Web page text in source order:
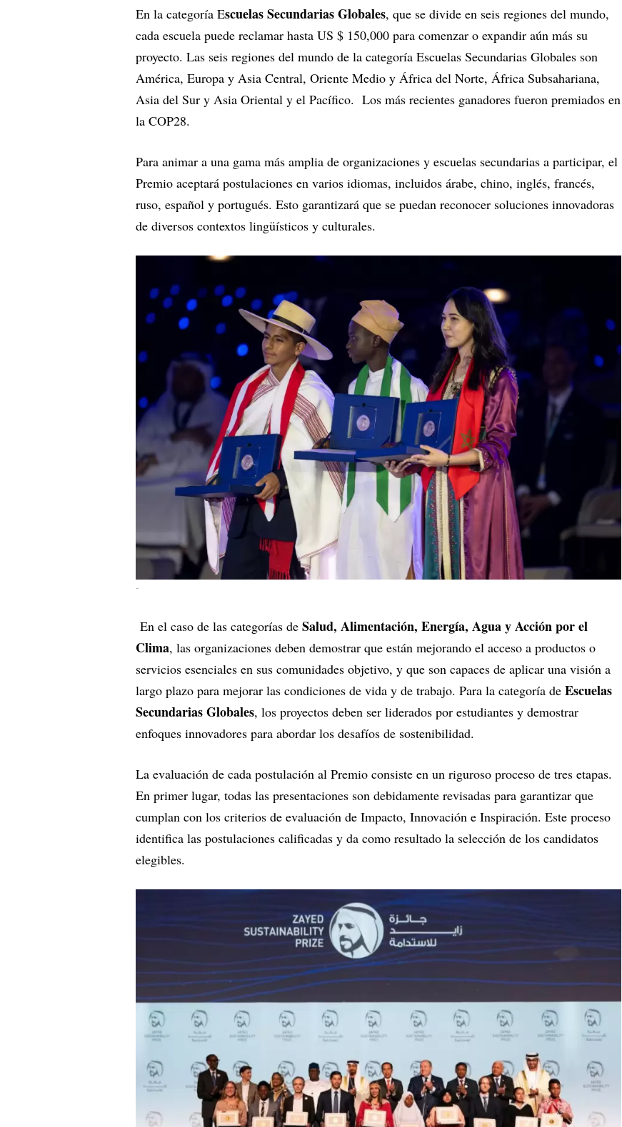
En la categoría Escuelas Secundarias Globales, que se divide en seis regiones del mundo,
cada escuela puede reclamar hasta US $ 150,000 para comenzar o expandir aún más su
proyecto. Las seis regiones del mundo de la categoría Escuelas Secundarias Globales son
América, Europa y Asia Central, Oriente Medio y África del Norte, África Subsahariana,
Asia del Sur y Asia Oriental y el Pacífico. Los más recientes ganadores fueron premiados en
la COP28.
Para animar a una gama más amplia de organizaciones y escuelas secundarias a participar, el
Premio aceptará postulaciones en varios idiomas, incluidos árabe, chino, inglés, francés,
ruso, español y portugués. Esto garantizará que se puedan reconocer soluciones innovadoras
de diversos contextos lingüísticos y culturales.
-
En el caso de las categorías de Salud, Alimentación, Energía, Agua y Acción por el
Clima, las organizaciones deben demostrar que están mejorando el acceso a productos o
servicios esenciales en sus comunidades objetivo, y que son capaces de aplicar una visión a
largo plazo para mejorar las condiciones de vida y de trabajo. Para la categoría de Escuelas
Secundarias Globales, los proyectos deben ser liderados por estudiantes y demostrar
enfoques innovadores para abordar los desafíos de sostenibilidad.
La evaluación de cada postulación al Premio consiste en un riguroso proceso de tres etapas.
En primer lugar, todas las presentaciones son debidamente revisadas para garantizar que
cumplan con los criterios de evaluación de Impacto, Innovación e Inspiración. Este proceso
identifica las postulaciones calificadas y da como resultado la selección de los candidatos
elegibles.